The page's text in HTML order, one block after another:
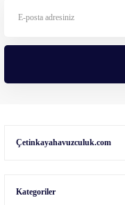
Ürün fiyatı diğer sitelerden daha
Çetinkayahavuzculuk.com
Kategoriler